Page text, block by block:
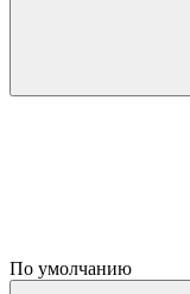
По умолчанию